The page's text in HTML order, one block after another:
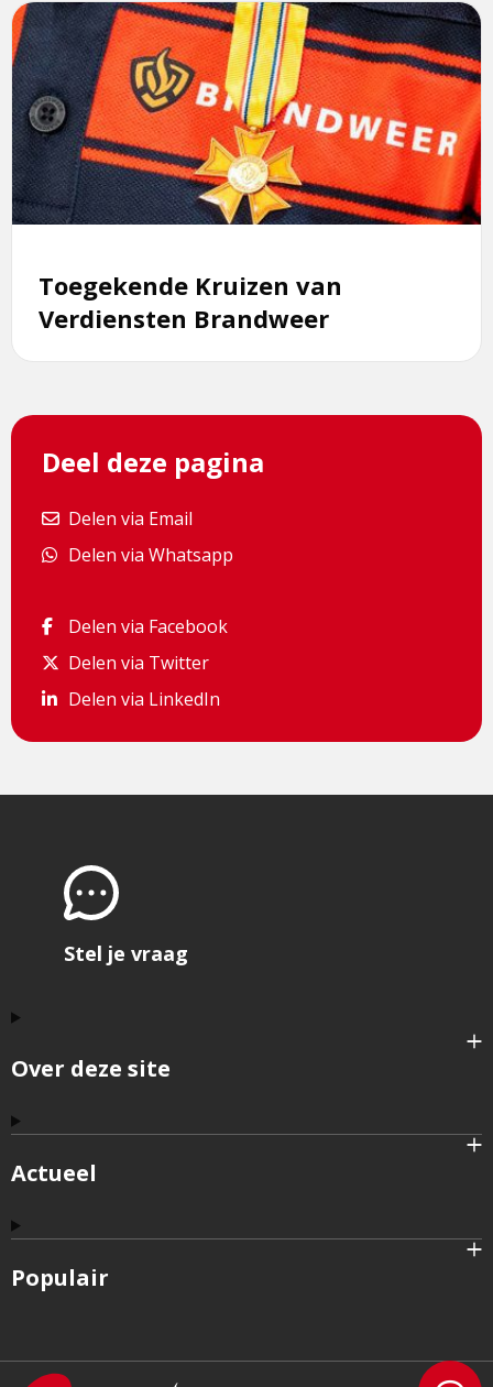
Toegekende Kruizen van
Verdiensten Brandweer
Lees
meer
over
Toegekende
Kruizen
van
Verdiensten
Brandweer
Deel deze pagina
Delen via Email
Delen via Email
Delen via Whatsapp
Delen via Whatsapp
Delen via Facebook
Delen via Facebook
Delen via Twitter
Delen via Twitter
Delen via LinkedIn
Delen via LinkedIn
Over deze site
Actueel
Populair
Stel je vraag